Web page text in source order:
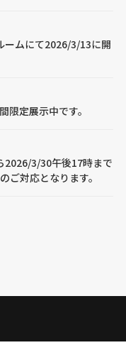
ームにて2026/3/13に開
限定展示中です。
2026/3/30午後17時まで
ご対応となります。